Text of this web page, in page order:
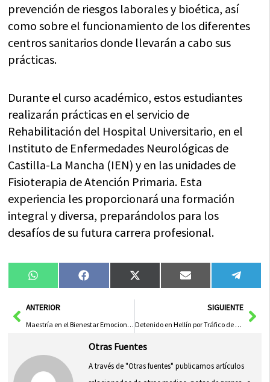
prevención de riesgos laborales y bioética, así
como sobre el funcionamiento de los diferentes
centros sanitarios donde llevarán a cabo sus
prácticas.
Durante el curso académico, estos estudiantes
realizarán prácticas en el servicio de
Rehabilitación del Hospital Universitario, en el
Instituto de Enfermedades Neurológicas de
Castilla-La Mancha (IEN) y en las unidades de
Fisioterapia de Atención Primaria. Esta
experiencia les proporcionará una formación
integral y diversa, preparándolos para los
desafíos de su futura carrera profesional.
Compartir
en
WhatsAppCompartir
en
FacebookCompartir
en
X
(Twitter)
Compartir
en
Email
en
AntANTERIOR
Maestría en el Bienestar Emocional: Claves para una Vida Plena
SIGUIENTE
Detenido en Hellín por Tráfico de Drogas Durante Fiestas Locales
Otras Fuentes
A través de "Otras fuentes" publicamos artículos